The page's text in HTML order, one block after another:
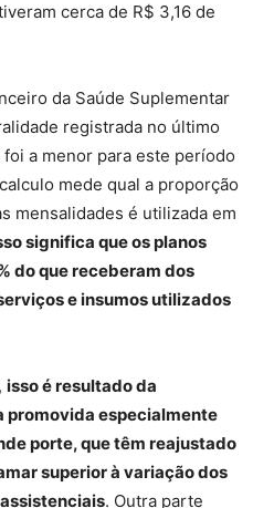
cerca de R$ 3,16 de
da Saúde Suplementar
registrada no último
a menor para este período
mede qual a proporção
mensalidades é utilizada em
significa que os planos
do que receberam dos
e insumos utilizados
isso é resultado da
especialmente
porte, que têm reajustado
superior à variação dos
. Outra parte